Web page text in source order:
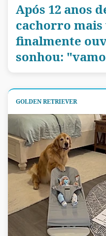
Após 12 anos
cachorro
finalmente
sonhou:
GOLDEN RETRIEVER